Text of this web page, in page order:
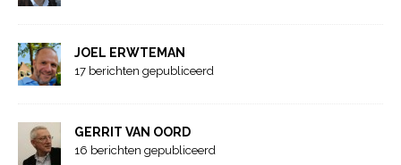
JOEL ERWTEMAN
17 berichten gepubliceerd
GERRIT VAN OORD
16 berichten gepubliceerd